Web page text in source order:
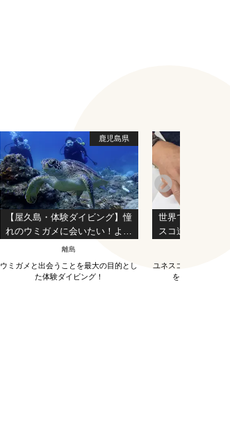
鹿児島県
【屋久島・体験ダイビング】憧
れのウミガメに会いたい！より
長く潜ることでウミガメ遭遇率
ース！（3時間半）
離島
ウミガメと出会うことを最大の目的とし
た体験ダイビング！
世界で唯一、五
スコ遺産の手作
ユネスコ遺産の金箔
を経験できるレ